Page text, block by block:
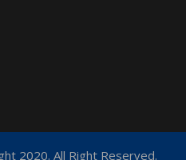
2020. All Right Reserved.